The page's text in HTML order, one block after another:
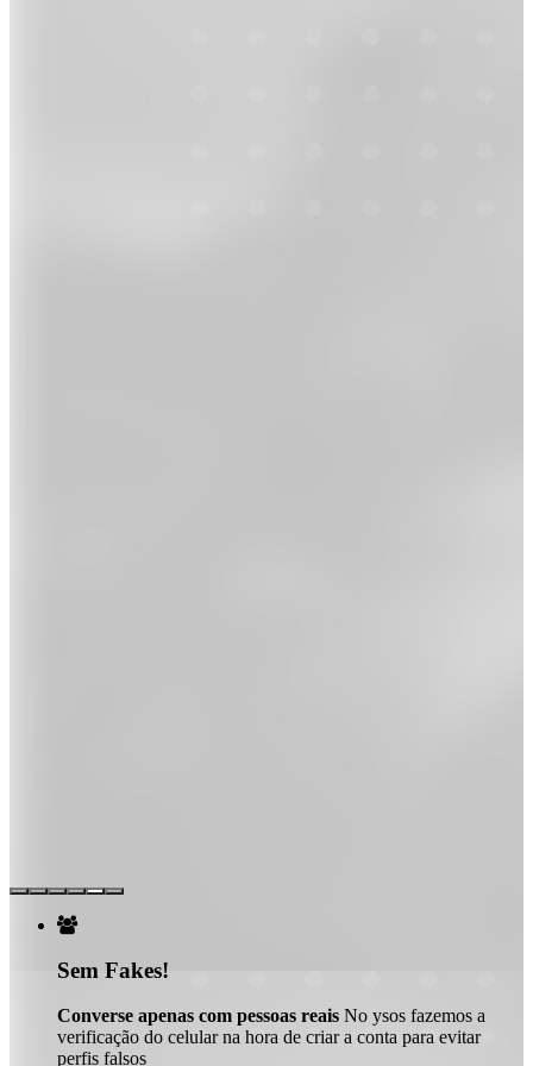

Sem Fakes!
Converse apenas com pessoas reais No ysos fazemos a
verificação do celular na hora de criar a conta para evitar
perfis falsos